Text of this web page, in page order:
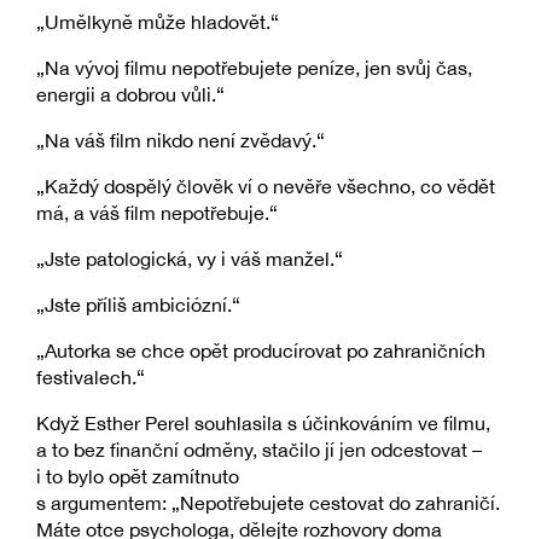
„Umělkyně může hladovět.“
„Na vývoj filmu nepotřebujete peníze, jen svůj čas,
energii a dobrou vůli.“
„Na váš film nikdo není zvědavý.“
„Každý dospělý člověk ví o nevěře všechno, co vědět
má, a váš film nepotřebuje.“
„Jste patologická, vy i váš manžel.“
„Jste příliš ambiciózní.“
„Autorka se chce opět producírovat po zahraničních
festivalech.“
Když Esther Perel souhlasila s účinkováním ve filmu,
a to bez finanční odměny, stačilo jí jen odcestovat –
i to bylo opět zamítnuto
s argumentem: „Nepotřebujete cestovat do zahraničí.
Máte otce psychologa, dělejte rozhovory doma